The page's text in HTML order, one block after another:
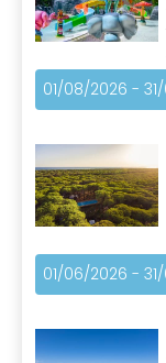
01/08/2026 -
01/06/2026 -